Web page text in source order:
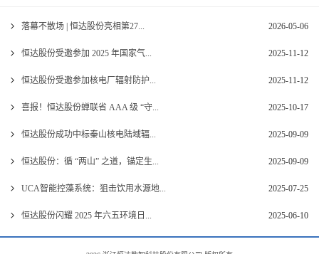
落幕不散场 | 恒达股份亮相第27... 2026-05-06
恒达股份受邀参加 2025 年国家气... 2025-11-12
恒达股份受邀参加核电厂辐射防护... 2025-11-12
喜报！恒达股份蝉联省 AAA 级 “守... 2025-10-17
恒达股份成功中标秦山核电陆域辐... 2025-09-09
恒达股份：循 “两山” 之道，锚定生... 2025-09-09
UCA智能控藻系统：狙击饮用水源地... 2025-07-25
恒达股份闪耀 2025 年六五环境日... 2025-06-10